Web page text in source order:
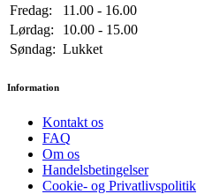
Fredag:
11.00 - 16.00
Lørdag:
10.00 - 15.00
Søndag: Lukket
Information
Kontakt os
FAQ
Om os
Handelsbetingelser
Cookie- og Privatlivspolitik